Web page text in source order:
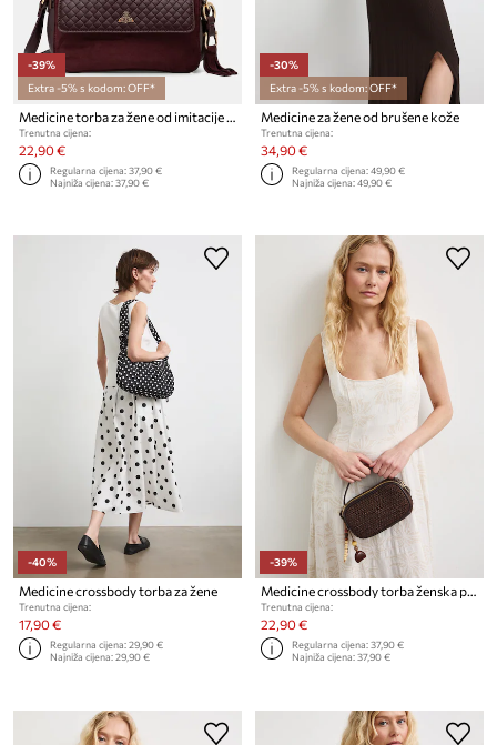
-39%
Extra -5% s kodom: OFF*
Medicine torba za žene od imitacije kože
Trenutna cijena:
22,90 €
Regularna cijena:37,90 €
Najniža cijena:37,90 €
-30%
Extra -5% s kodom: OFF*
Medicine za žene od brušene kože
Trenutna cijena:
34,90 €
Regularna cijena:49,90 €
Najniža cijena:49,90 €
-40%
Medicine crossbody torba za žene
Trenutna cijena:
17,90 €
Regularna cijena:29,90 €
Najniža cijena:29,90 €
-39%
Medicine crossbody torba ženska pletena
Trenutna cijena:
22,90 €
Regularna cijena:37,90 €
Najniža cijena:37,90 €